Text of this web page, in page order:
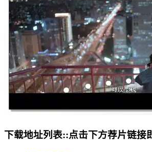
下载地址列表::点击下方荐片链接